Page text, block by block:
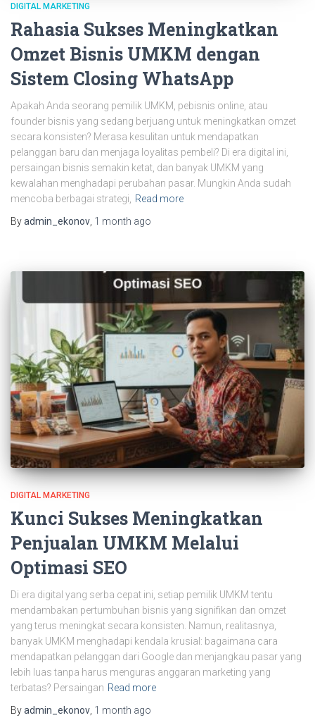
DIGITAL MARKETING
Rahasia Sukses Meningkatkan
Omzet Bisnis UMKM dengan
Sistem Closing WhatsApp
Apakah Anda seorang pemilik UMKM, pebisnis online, atau
founder bisnis yang sedang berjuang untuk meningkatkan omzet
secara konsisten? Merasa kesulitan untuk mendapatkan
pelanggan baru dan menjaga loyalitas pembeli? Di era digital ini,
persaingan bisnis semakin ketat, dan banyak UMKM yang
kewalahan menghadapi perubahan pasar. Mungkin Anda sudah
mencoba berbagai strategi, Read more
Byadmin_ekonov, 1 month ago
DIGITAL MARKETING
Kunci Sukses Meningkatkan
Penjualan UMKM Melalui
Optimasi SEO
Di era digital yang serba cepat ini, setiap pemilik UMKM tentu
mendambakan pertumbuhan bisnis yang signifikan dan omzet
yang terus meningkat secara konsisten. Namun, realitasnya,
banyak UMKM menghadapi kendala krusial: bagaimana cara
mendapatkan pelanggan dari Google dan menjangkau pasar yang
lebih luas tanpa harus menguras anggaran marketing yang
terbatas? Persaingan Read more
Byadmin_ekonov 1 month ago